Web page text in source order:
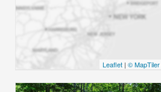
Leaflet | © MapTiler